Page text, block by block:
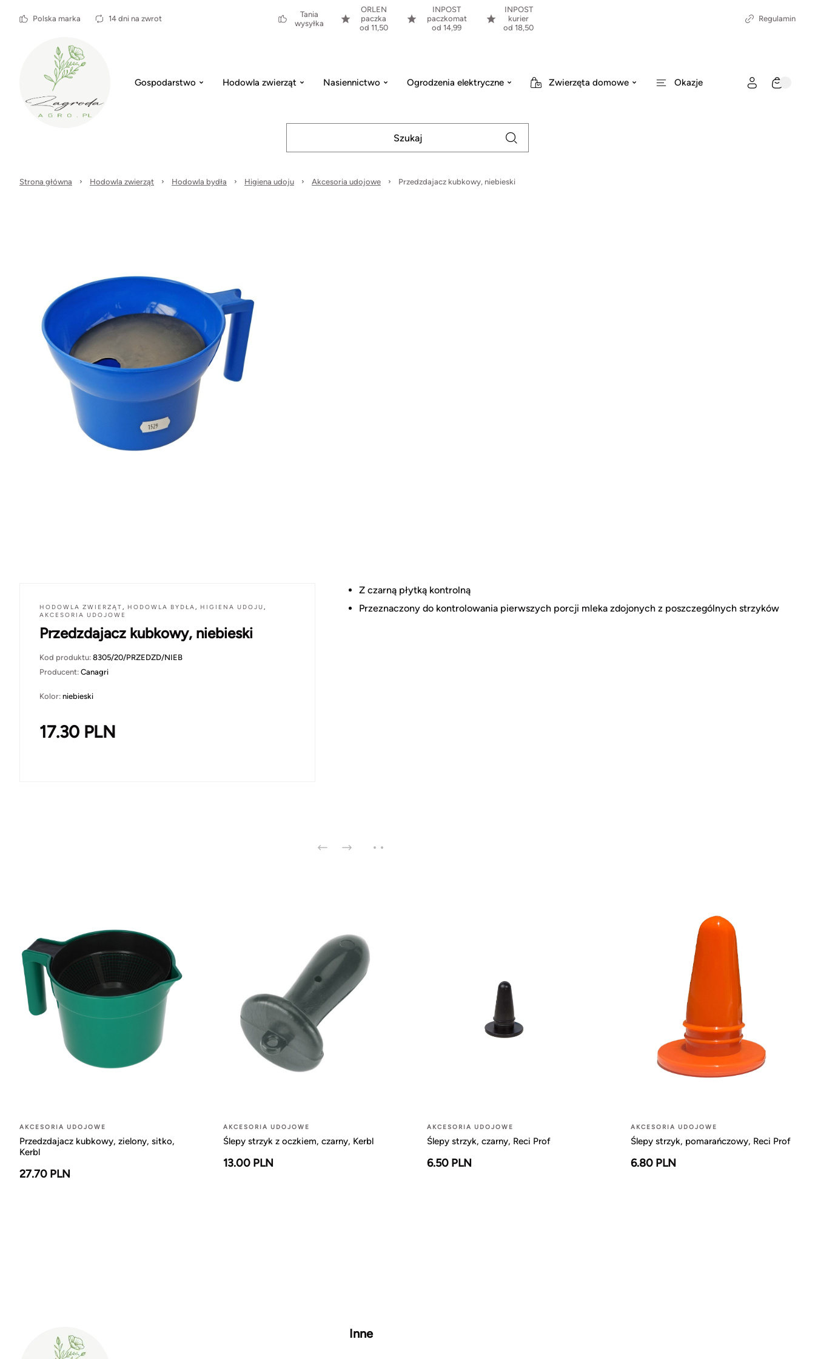
Polska marka 14 dni na zwrot
Tania
wysyłka
ORLEN
paczka
od 11,50
INPOST
paczkomat
od 14,99
INPOST
kurier
od 18,50
Regulamin
Gospodarstwo Hodowla zwierząt Nasiennictwo Ogrodzenia elektryczne Zwierzęta domowe Okazje
Strona główna Hodowla zwierząt Hodowla bydła Higiena udoju Akcesoria udojowe Przedzdajacz kubkowy, niebieski
HODOWLA ZWIERZĄT, HODOWLA BYDŁA, HIGIENA UDOJU,
AKCESORIA UDOJOWE
Przedzdajacz kubkowy, niebieski
Kod produktu: 8305/20/PRZEDZD/NIEB
Producent: Canagri
Kolor: niebieski
17.30 PLN
Z czarną płytką kontrolną
Przeznaczony do kontrolowania pierwszych porcji mleka zdojonych z poszczególnych strzyków
AKCESORIA UDOJOWE
Przedzdajacz kubkowy, zielony, sitko,
Kerbl
27.70 PLN
AKCESORIA UDOJOWE
Ślepy strzyk z oczkiem, czarny, Kerbl
13.00 PLN
AKCESORIA UDOJOWE
Ślepy strzyk, czarny, Reci Prof
6.50 PLN
AKCESORIA UDOJOWE
Ślepy strzyk, pomarańczowy, Reci Prof
6.80 PLN
Inne